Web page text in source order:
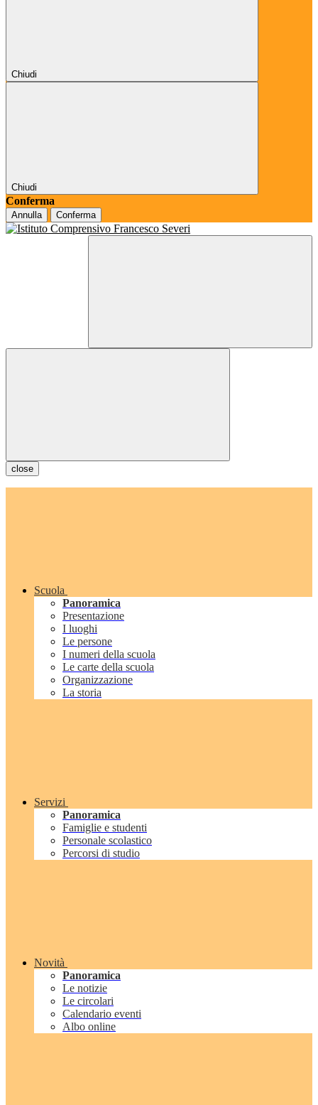
Chiudi
Chiudi
Conferma
Annulla Conferma
close
Scuola
Panoramica
Presentazione
I luoghi
Le persone
I numeri della scuola
Le carte della scuola
Organizzazione
La storia
Servizi
Panoramica
Famiglie e studenti
Personale scolastico
Percorsi di studio
Novità
Panoramica
Le notizie
Le circolari
Calendario eventi
Albo online